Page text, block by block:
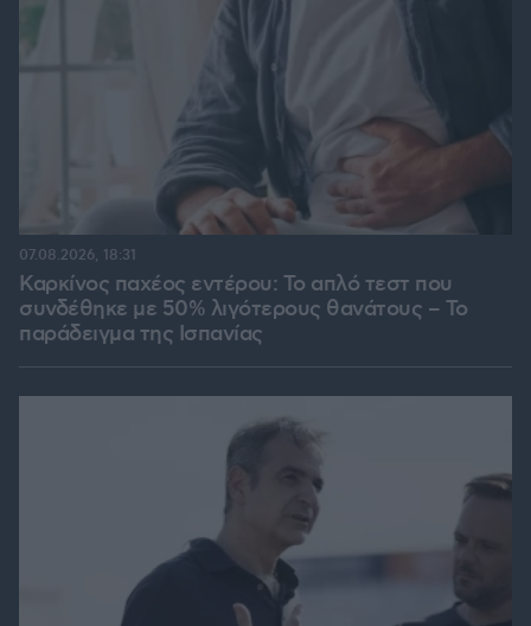
Καρκίνος παχέος εντέρου: Το απλό τεστ που
συνδέθηκε με 50% λιγότερους θανάτους – Το
παράδειγμα της Ισπανίας
07.08.2026, 18:31